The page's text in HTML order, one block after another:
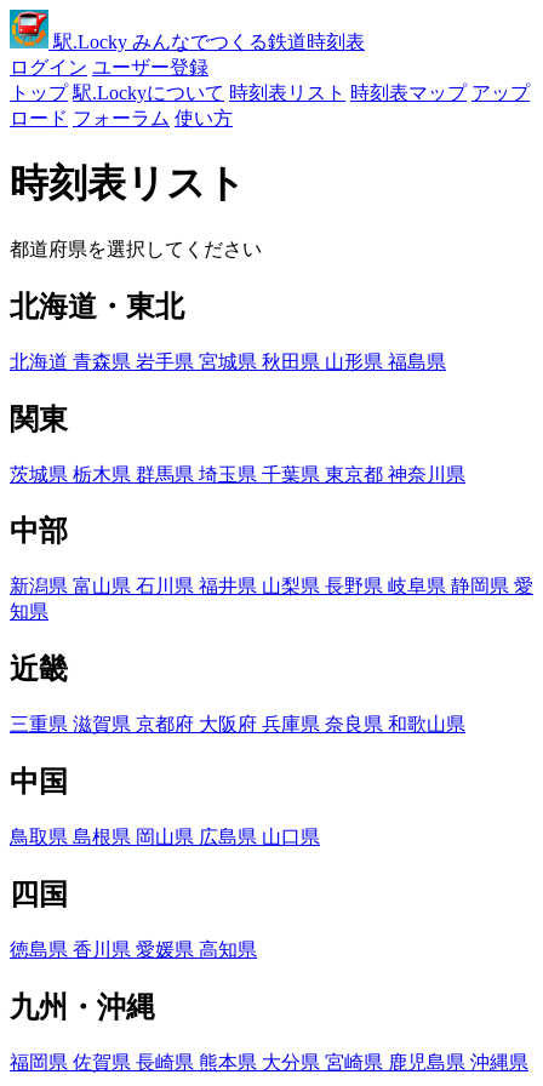
駅.Locky みんなでつくる鉄道時刻表
ログイン ユーザー登録
トップ 駅.Lockyについて 時刻表リスト 時刻表マップ アップ
ロード フォーラム 使い方
時刻表リスト
都道府県を選択してください
北海道・東北
北海道 青森県 岩手県 宮城県 秋田県 山形県 福島県
関東
茨城県 栃木県 群馬県 埼玉県 千葉県 東京都 神奈川県
中部
新潟県 富山県 石川県 福井県 山梨県 長野県 岐阜県 静岡県 愛
知県
近畿
三重県 滋賀県 京都府 大阪府 兵庫県 奈良県 和歌山県
中国
鳥取県 島根県 岡山県 広島県 山口県
四国
徳島県 香川県 愛媛県 高知県
九州・沖縄
福岡県 佐賀県 長崎県 熊本県 大分県 宮崎県 鹿児島県 沖縄県